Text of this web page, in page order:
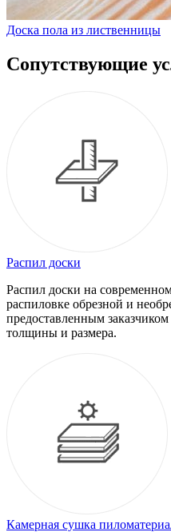
Доска пола из лиственницы
Сопутствующие
Распил доски
Распил доски на
распиловке обрезной и
предоставленным
толщины и размера.
Камерная сушка